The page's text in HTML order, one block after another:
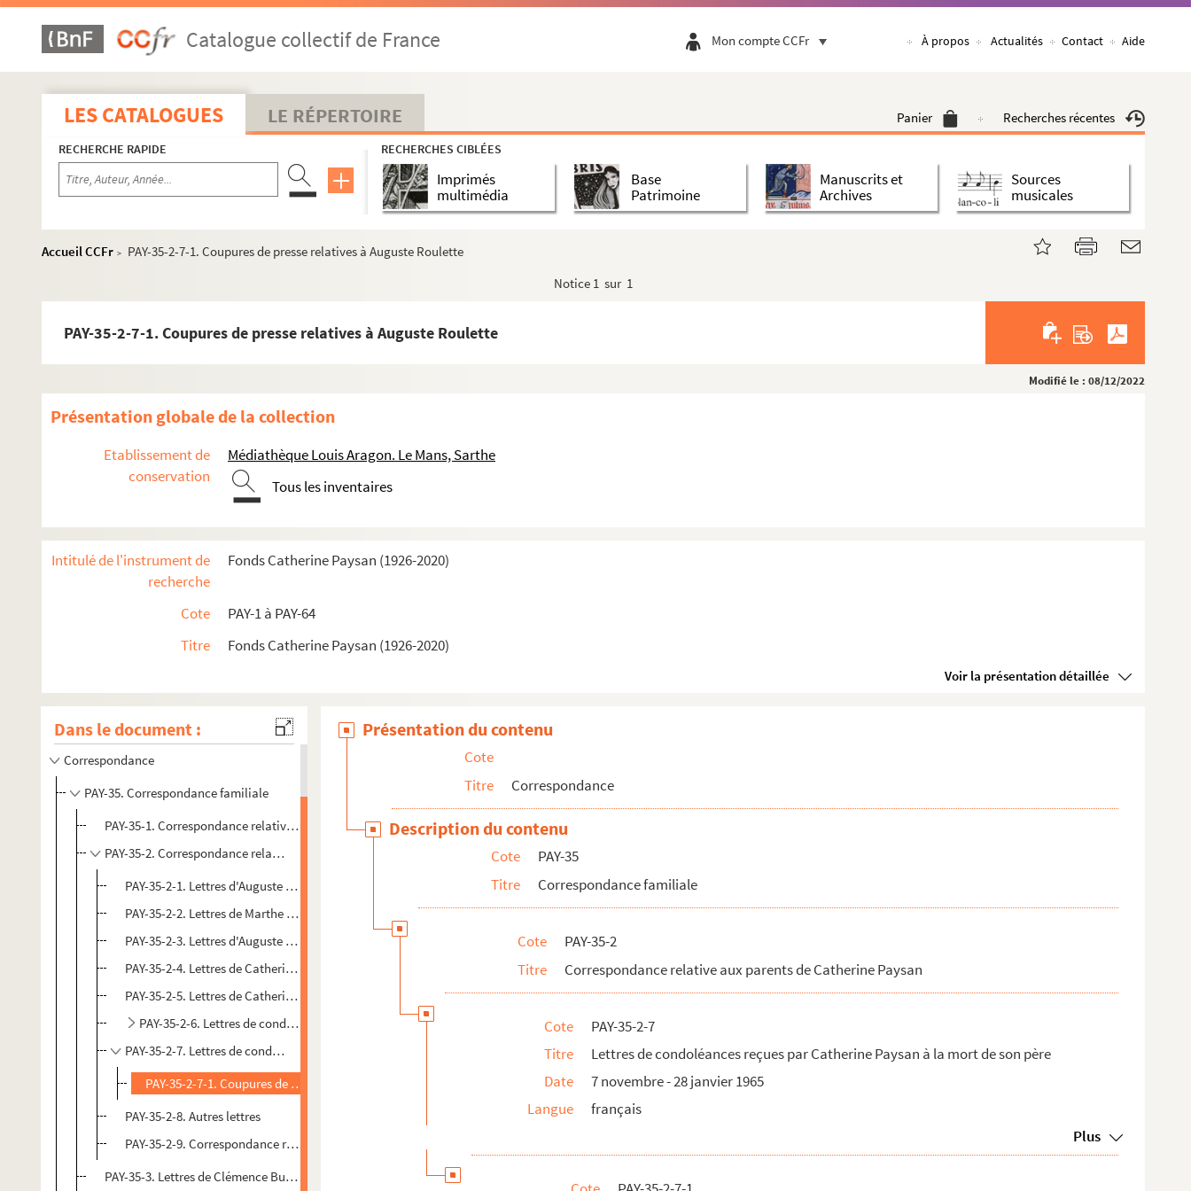
Catalogue collectif de France Mon compte CCFr À propos Actualités Contact Aide
LES CATALOGUES LE RÉPERTOIRE Panier Recherches récentes
RECHERCHE RAPIDE RECHERCHES CIBLÉES
Imprimés
multimédia
Base
Patrimoine
Manuscrits et
Archives
Sources
musicales
Accueil CCFr >
PAY-35-2-7-1. Coupures de presse relatives à Auguste Roulette
Notice 1 sur 1
PAY-35-2-7-1. Coupures de presse relatives à Auguste Roulette
Modifié le : 08/12/2022
Présentation globale de la collection
Etablissement de
conservation
Médiathèque Louis Aragon. Le Mans, Sarthe
Tous les inventaires
Intitulé de l'instrument de
recherche
Fonds Catherine Paysan (1926-2020)
Cote
PAY-1 à PAY-64
Titre
Fonds Catherine Paysan (1926-2020)
Voir la présentation détaillée
Dans le document :
Œuvres
Papiers personnels
Correspondance
PAY-35. Correspondance familiale
PAY-35-1. Correspondance relative à Georges Brossier
PAY-35-2. Correspondance relative aux parents de Catherine Paysan
PAY-35-2-1. Lettres d'Auguste Roulette à Marthe Taureau
PAY-35-2-2. Lettres de Marthe Taureau à Auguste Roulette
PAY-35-2-3. Lettres d'Auguste et de Marthe Roulette à leur fille
PAY-35-2-4. Lettres de Catherine Paysan à sa mère
PAY-35-2-5. Lettres de Catherine Paysan à son père
PAY-35-2-6. Lettres de condoléances reçues par Auguste Roulette et Catherine Paysan à la mort de Marthe Roulette
PAY-35-2-7. Lettres de condoléances reçues par Catherine Paysan à la mort de son père
PAY-35-2-7-1. Coupures de presse relatives à Auguste Roulette
PAY-35-2-8. Autres lettres
PAY-35-2-9. Correspondance relative aux Thiefine
PAY-35-3. Lettres de Clémence Busson
Présentation du contenu
Cote
Titre
Correspondance
Description du contenu
Cote
PAY-35
Titre
Correspondance familiale
Cote
PAY-35-2
Titre
Correspondance relative aux parents de Catherine Paysan
Cote
PAY-35-2-7
Titre
Lettres de condoléances reçues par Catherine Paysan à la mort de son père
Date
7 novembre - 28 janvier 1965
Langue
français
Plus